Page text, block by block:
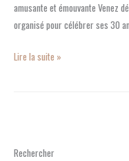
Rechercher
amusante et émouvante Venez
organisé pour célébrer ses 30
Lire la suite »